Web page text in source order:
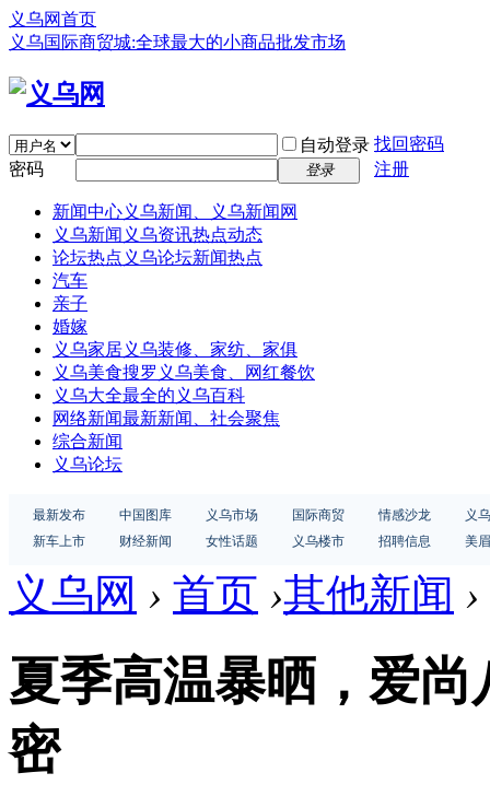
义乌网首页
义乌国际商贸城:全球最大的小商品批发市场
自动登录 找回密码
密码
登录 注册
新闻中心义乌新闻、义乌新闻网
义乌新闻 义乌资讯热点动态
论坛热点 义乌论坛新闻热点
汽车
亲子
婚嫁
义乌家居义乌装修、家纺、家俱
义乌美食搜罗义乌美食、网红餐饮
义乌大全最全的义乌百科
网络新闻最新新闻、社会聚焦
综合新闻
义乌论坛
最新发布 中国图库 义乌市场 国际商贸 情感沙龙
义
新车上市
财经新闻 女性话题 义乌楼市 招聘信息 美
义乌网 › 首页 ›其他新闻 ›
夏季高温暴晒，爱
密